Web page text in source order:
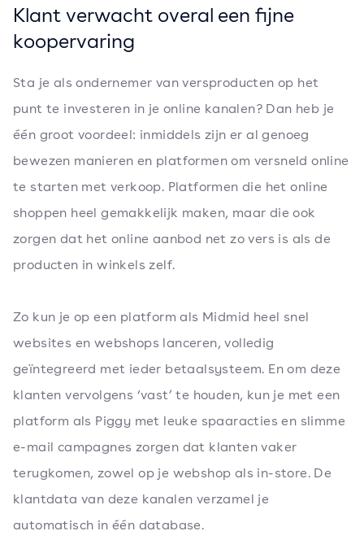
Klant verwacht overal een fijne
koopervaring
Sta je als ondernemer van versproducten op het
punt te investeren in je online kanalen? Dan heb je
één groot voordeel: inmiddels zijn er al genoeg
bewezen manieren en platformen om versneld online
te starten met verkoop. Platformen die het online
shoppen heel gemakkelijk maken, maar die ook
zorgen dat het online aanbod net zo vers is als de
producten in winkels zelf.
Zo kun je op een platform als Midmid heel snel
websites en webshops lanceren, volledig
geïntegreerd met ieder betaalsysteem. En om deze
klanten vervolgens ‘vast’ te houden, kun je met een
platform als Piggy met leuke spaaracties en slimme
e-mail campagnes zorgen dat klanten vaker
terugkomen, zowel op je webshop als in-store. De
klantdata van deze kanalen verzamel je
automatisch in één database.